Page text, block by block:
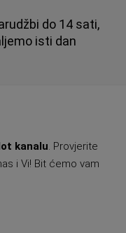
do 14 sati,
isti dan
kanalu. Provjerite
i Vi! Bit ćemo vam